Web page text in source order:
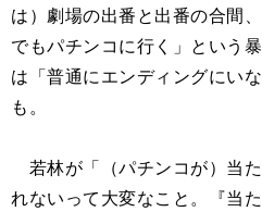
は）劇場の出番と出番の合間
でもパチンコに行く」という
は「普通にエンディングにい
も。
若林が「（パチンコが）当
れないって大変なこと。『当